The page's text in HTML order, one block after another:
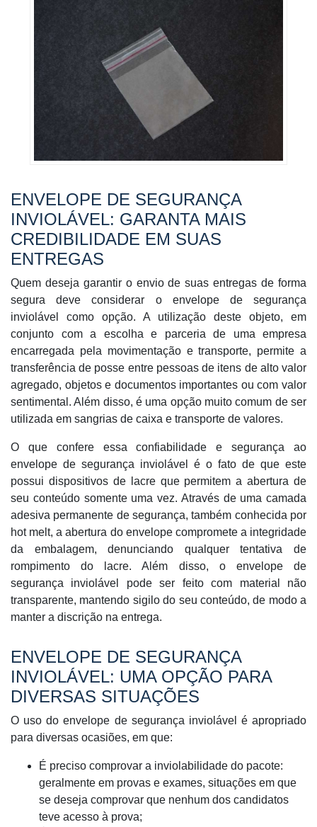
ENVELOPE DE SEGURANÇA
INVIOLÁVEL: GARANTA MAIS
CREDIBILIDADE EM SUAS
ENTREGAS
Quem deseja garantir o envio de suas entregas de forma
segura deve considerar o envelope de segurança
inviolável como opção. A utilização deste objeto, em
conjunto com a escolha e parceria de uma empresa
encarregada pela movimentação e transporte, permite a
transferência de posse entre pessoas de itens de alto valor
agregado, objetos e documentos importantes ou com valor
sentimental. Além disso, é uma opção muito comum de ser
utilizada em sangrias de caixa e transporte de valores.
O que confere essa confiabilidade e segurança ao
envelope de segurança inviolável é o fato de que este
possui dispositivos de lacre que permitem a abertura de
seu conteúdo somente uma vez. Através de uma camada
adesiva permanente de segurança, também conhecida por
hot melt, a abertura do envelope compromete a integridade
da embalagem, denunciando qualquer tentativa de
rompimento do lacre. Além disso, o envelope de
segurança inviolável pode ser feito com material não
transparente, mantendo sigilo do seu conteúdo, de modo a
manter a discrição na entrega.
ENVELOPE DE SEGURANÇA
INVIOLÁVEL: UMA OPÇÃO PARA
DIVERSAS SITUAÇÕES
O uso do envelope de segurança inviolável é apropriado
para diversas ocasiões, em que:
É preciso comprovar a inviolabilidade do pacote:
geralmente em provas e exames, situações em que
se deseja comprovar que nenhum dos candidatos
teve acesso à prova;